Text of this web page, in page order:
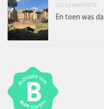
2020 /VAKANTIE
En toen was